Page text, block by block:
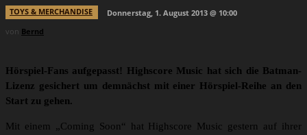
TOYS & MERCHANDISE
Donnerstag, 1. August 2013 @ 10:00
von Bernd
Hörspiel-Fans aufgepasst! Highscore Music hat sich die Batman-
Lizenz gesichert um demnächst mit einer Hörspiel-Reihe an den
Start zu gehen.
Mit einem „Coming Soon“ hat Highscore Music gestern auf ihrer